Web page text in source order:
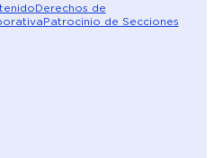
Derechos de
Patrocinio de Secciones